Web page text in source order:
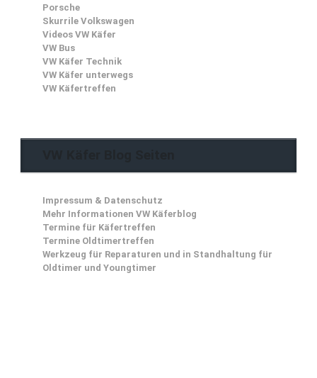
Porsche
Skurrile Volkswagen
Videos VW Käfer
VW Bus
VW Käfer Technik
VW Käfer unterwegs
VW Käfertreffen
Impressum & Datenschutz
Mehr Informationen VW Käferblog
Termine für Käfertreffen
Termine Oldtimertreffen
Werkzeug für Reparaturen und in Standhaltung für
Oldtimer und Youngtimer